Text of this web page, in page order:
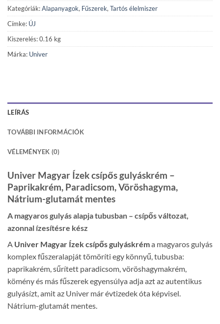
Kategóriák:Alapanyagok, Fűszerek, Tartós élelmiszer
Címke: ÚJ
Kiszerelés: 0.16 kg
Márka: Univer
LEÍRÁS
TOVÁBBI INFORMÁCIÓK
VÉLEMÉNYEK (0)
Univer Magyar Ízek csípős gulyáskrém –
Paprikakrém, Paradicsom, Vöröshagyma,
Nátrium-glutamát mentes
A magyaros gulyás alapja tubusban – csípős változat,
azonnal ízesítésre kész
A Univer Magyar Ízek csípős gulyáskréma magyaros gulyás
komplex fűszeralapját tömöríti egy könnyű, tubusba:
paprikakrém, sűrített paradicsom, vöröshagymakrém,
kömény és más fűszerek egyensúlya adja azt az autentikus
gulyásízt, amit az Univer már évtizedek óta képvisel.
Nátrium-glutamát mentes.